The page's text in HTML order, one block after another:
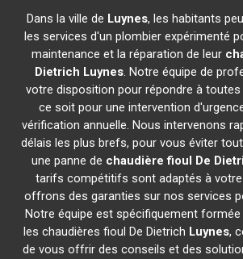
Dans la ville de Luynes, les habitants
les services d'un plombier expérimenté
maintenance et la réparation de leur
Dietrich Luynes. Notre équipe de
votre disposition pour répondre à
ce soit pour une intervention
vérification annuelle. Nous intervenons
délais les plus brefs, pour vous éviter
une panne de chaudière fioul De
tarifs compétitifs sont adaptés à
offrons des garanties sur nos services
Notre équipe est spécifiquement
les chaudières fioul De Dietrich Luynes,
de vous offrir des conseils et des